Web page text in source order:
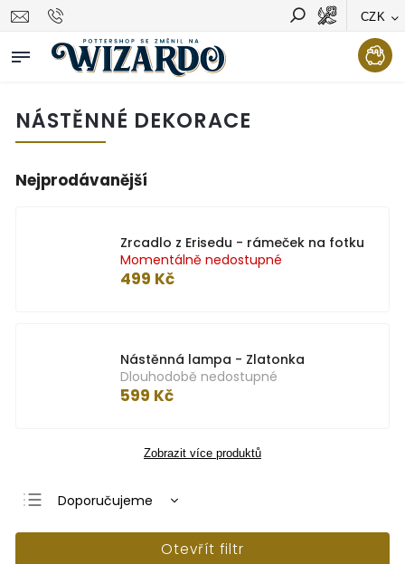
CZK
Vyhledávání Hledat
NÁSTĚNNÉ DEKORACE
Nejprodávanější
Zrcadlo z Erisedu - rámeček na fotku
Momentálně nedostupné
499 Kč
Nástěnná lampa - Zlatonka
Dlouhodobě nedostupné
599 Kč
Zobrazit více produktů
Doporučujeme
Nejlevnější
Otevřít filtr